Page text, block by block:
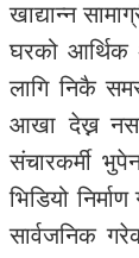
खाद्यान्न
घरको आर्थिक
लागि निकै
आखा देख्न
संचारकर्मी
भिडियो
सार्वजनिक